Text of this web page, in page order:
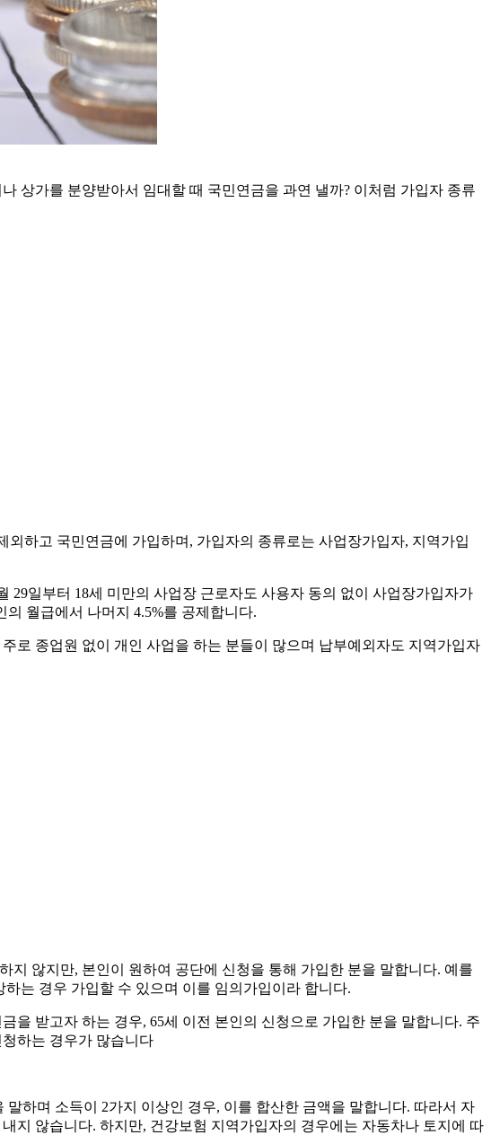
상가를 분양받아서 임대할 때 국민연금을 과연 낼까? 이처럼 가입자 종류
하고 국민연금에 가입하며, 가입자의 종류로는 사업장가입자, 지역가입
29일부터 18세 미만의 사업장 근로자도 사용자 동의 없이 사업장가입자가
월급에서 나머지 4.5%를 공제합니다.
로 종업원 없이 개인 사업을 하는 분들이 많으며 납부예외자도 지역가입자
않지만, 본인이 원하여 공단에 신청을 통해 가입한 분을 말합니다. 예를
는 경우 가입할 수 있으며 이를 임의가입이라 합니다.
을 받고자 하는 경우, 65세 이전 본인의 신청으로 가입한 분을 말합니다. 주
하는 경우가 많습니다
하며 소득이 2가지 이상인 경우, 이를 합산한 금액을 말합니다. 따라서 자
지 않습니다. 하지만, 건강보험 지역가입자의 경우에는 자동차나 토지에 따